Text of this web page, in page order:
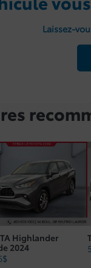
Laissez-
Highlander
2024
$